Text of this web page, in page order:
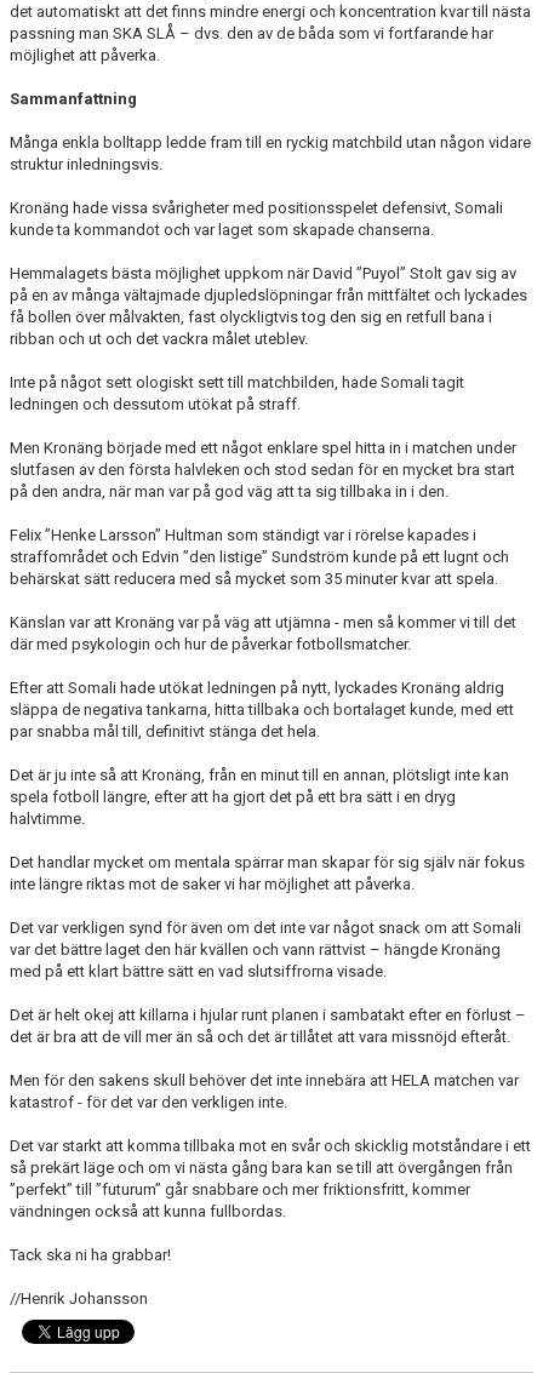
det automatiskt att det finns mindre energi och koncentration kvar till nästa
passning man SKA SLÅ – dvs. den av de båda som vi fortfarande har
möjlighet att påverka.
Sammanfattning
Många enkla bolltapp ledde fram till en ryckig matchbild utan någon vidare
struktur inledningsvis.
Kronäng hade vissa svårigheter med positionsspelet defensivt, Somali
kunde ta kommandot och var laget som skapade chanserna.
Hemmalagets bästa möjlighet uppkom när David ”Puyol” Stolt gav sig av
på en av många vältajmade djupledslöpningar från mittfältet och lyckades
få bollen över målvakten, fast olyckligtvis tog den sig en retfull bana i
ribban och ut och det vackra målet uteblev.
Inte på något sett ologiskt sett till matchbilden, hade Somali tagit
ledningen och dessutom utökat på straff.
Men Kronäng började med ett något enklare spel hitta in i matchen under
slutfasen av den första halvleken och stod sedan för en mycket bra start
på den andra, när man var på god väg att ta sig tillbaka in i den.
Felix ”Henke Larsson” Hultman som ständigt var i rörelse kapades i
straffområdet och Edvin ”den listige” Sundström kunde på ett lugnt och
behärskat sätt reducera med så mycket som 35 minuter kvar att spela.
Känslan var att Kronäng var på väg att utjämna - men så kommer vi till det
där med psykologin och hur de påverkar fotbollsmatcher.
Efter att Somali hade utökat ledningen på nytt, lyckades Kronäng aldrig
släppa de negativa tankarna, hitta tillbaka och bortalaget kunde, med ett
par snabba mål till, definitivt stänga det hela.
Det är ju inte så att Kronäng, från en minut till en annan, plötsligt inte kan
spela fotboll längre, efter att ha gjort det på ett bra sätt i en dryg
halvtimme.
Det handlar mycket om mentala spärrar man skapar för sig själv när fokus
inte längre riktas mot de saker vi har möjlighet att påverka.
Det var verkligen synd för även om det inte var något snack om att Somali
var det bättre laget den här kvällen och vann rättvist – hängde Kronäng
med på ett klart bättre sätt en vad slutsiffrorna visade.
Det är helt okej att killarna i hjular runt planen i sambatakt efter en förlust –
det är bra att de vill mer än så och det är tillåtet att vara missnöjd efteråt.
Men för den sakens skull behöver det inte innebära att HELA matchen var
katastrof - för det var den verkligen inte.
Det var starkt att komma tillbaka mot en svår och skicklig motståndare i ett
så prekärt läge och om vi nästa gång bara kan se till att övergången från
”perfekt” till ”futurum” går snabbare och mer friktionsfritt, kommer
vändningen också att kunna fullbordas.
Tack ska ni ha grabbar!
//Henrik Johansson